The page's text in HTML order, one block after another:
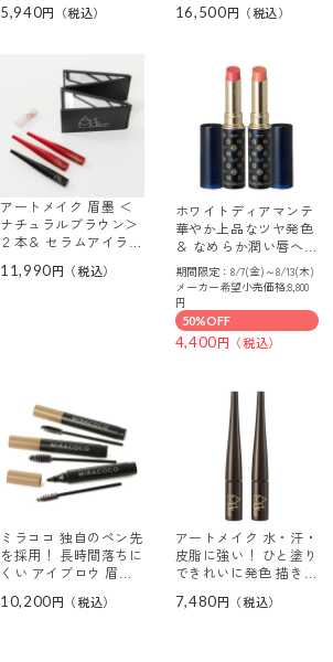
ラーリップセラム ＜シ
5,940
マスカラ ＜プレミアム
16,500
アートメイク 眉墨 ＜
ナチュラルブラウン＞
２本＆ セラムアイライ
特別セット
11,990
ホワイトディアマンテ
華やか上品なツヤ発色
＆ なめらか潤い唇へ導
く 新ハピエンス プレ
シャスルージュ ＜ロー
ズランデヴー、 ミル
キーベージュ＞ ２色入
り
期間限定：8/7(金)～8/13(木)
メーカー希望小売価格:8,800
円
50%OFF
4,400
ミラココ 独自のペン先
を採用！ 長時間落ちに
くい アイブロウ 眉テ
セット
10,200
アートメイク 水・汗・
皮脂に強い！ ひと塗り
できれいに発色 描きや
ライナー ＜ダークブラ
7,480